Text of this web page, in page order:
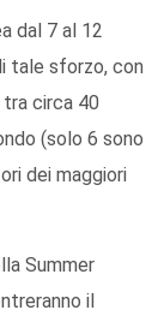
dal 7 al 12
tale sforzo, con
tra circa 40
(solo 6 sono
dei maggiori
Summer
il